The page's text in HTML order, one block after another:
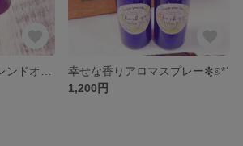
幸せな香りアロマスプレー✼̥୭*ˈ
1,200円